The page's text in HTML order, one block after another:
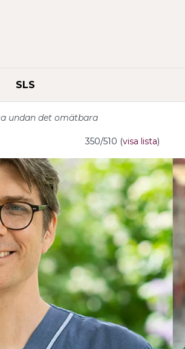
SLS
undan det omätbara
350/510 (visa lista)